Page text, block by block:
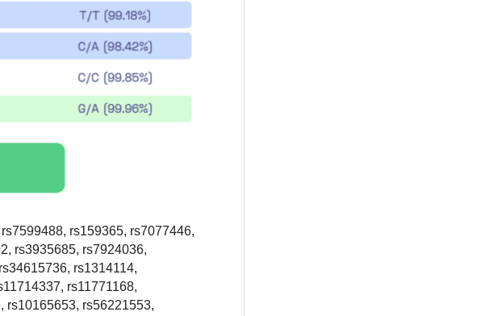
rs159365, rs7077446,
rs3935685, rs7924036,
rs1314114,
rs11771168,
rs10165653, rs56221553,